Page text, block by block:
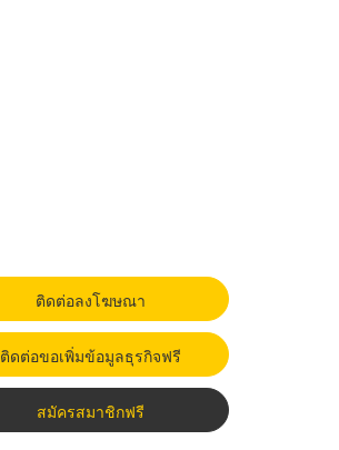
ติดต่อลงโฆษณา
ติดต่อขอเพิ่มข้อมูลธุรกิจฟรี
สมัครสมาชิกฟรี